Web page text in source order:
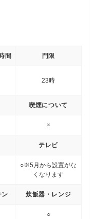
間 門限
23時
喫煙について
×
テレビ
○※5月から設置がな
くなります
ン 炊飯器・レンジ
○